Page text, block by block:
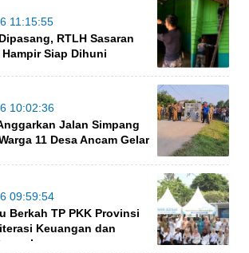
11:15:55
RTLH Sasaran
Siap Dihuni
10:02:36
Jalan Simpang
11 Desa Ancam Gelar
09:59:54
Berkah TP PKK Provinsi
Keuangan dan